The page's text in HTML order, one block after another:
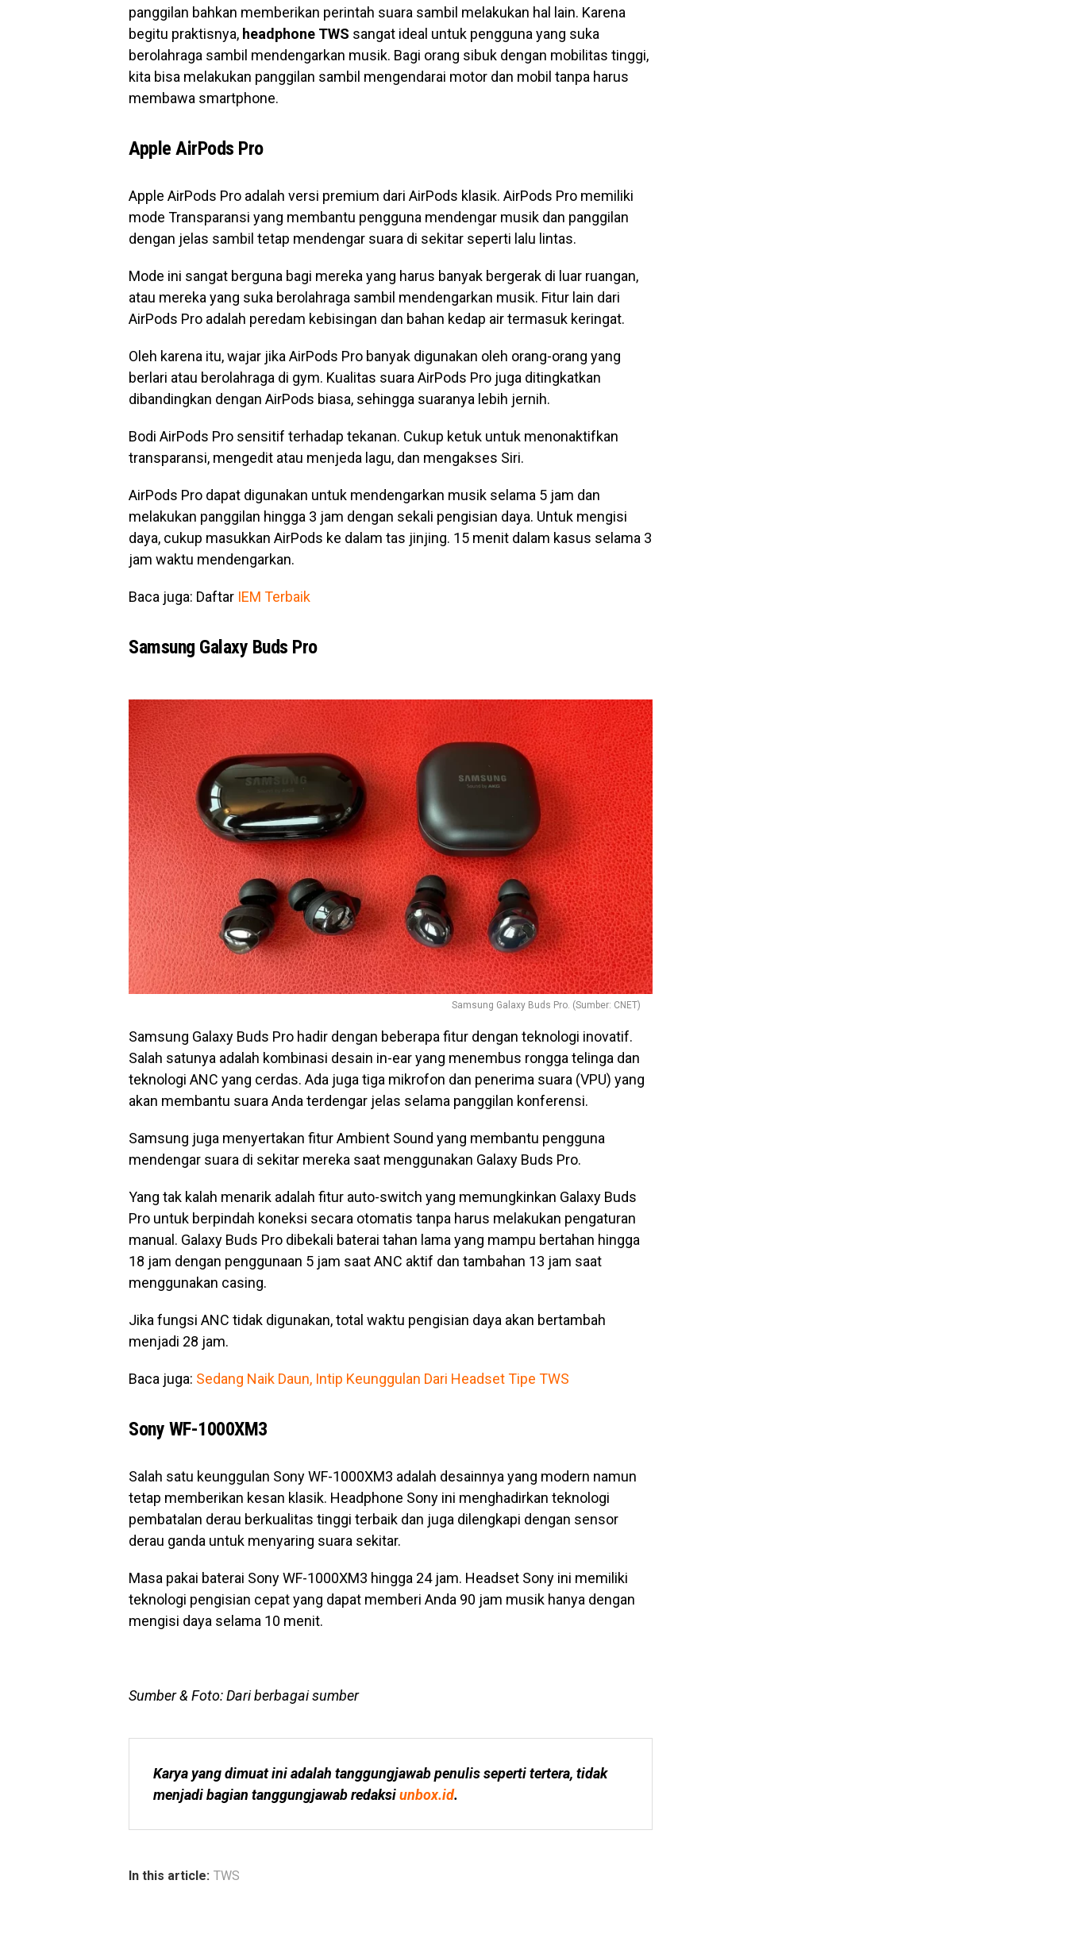
panggilan bahkan memberikan perintah suara sambil melakukan hal lain. Karena
begitu praktisnya, headphone TWS sangat ideal untuk pengguna yang suka
berolahraga sambil mendengarkan musik. Bagi orang sibuk dengan mobilitas tinggi,
kita bisa melakukan panggilan sambil mengendarai motor dan mobil tanpa harus
membawa smartphone.
Apple AirPods Pro
Apple AirPods Pro adalah versi premium dari AirPods klasik. AirPods Pro memiliki
mode Transparansi yang membantu pengguna mendengar musik dan panggilan
dengan jelas sambil tetap mendengar suara di sekitar seperti lalu lintas.
Mode ini sangat berguna bagi mereka yang harus banyak bergerak di luar ruangan,
atau mereka yang suka berolahraga sambil mendengarkan musik. Fitur lain dari
AirPods Pro adalah peredam kebisingan dan bahan kedap air termasuk keringat.
Oleh karena itu, wajar jika AirPods Pro banyak digunakan oleh orang-orang yang
berlari atau berolahraga di gym. Kualitas suara AirPods Pro juga ditingkatkan
dibandingkan dengan AirPods biasa, sehingga suaranya lebih jernih.
Bodi AirPods Pro sensitif terhadap tekanan. Cukup ketuk untuk menonaktifkan
transparansi, mengedit atau menjeda lagu, dan mengakses Siri.
AirPods Pro dapat digunakan untuk mendengarkan musik selama 5 jam dan
melakukan panggilan hingga 3 jam dengan sekali pengisian daya. Untuk mengisi
daya, cukup masukkan AirPods ke dalam tas jinjing. 15 menit dalam kasus selama 3
jam waktu mendengarkan.
Baca juga: Daftar IEM Terbaik
Samsung Galaxy Buds Pro
Samsung Galaxy Buds Pro. (Sumber: CNET)
Samsung Galaxy Buds Pro hadir dengan beberapa fitur dengan teknologi inovatif.
Salah satunya adalah kombinasi desain in-ear yang menembus rongga telinga dan
teknologi ANC yang cerdas. Ada juga tiga mikrofon dan penerima suara (VPU) yang
akan membantu suara Anda terdengar jelas selama panggilan konferensi.
Samsung juga menyertakan fitur Ambient Sound yang membantu pengguna
mendengar suara di sekitar mereka saat menggunakan Galaxy Buds Pro.
Yang tak kalah menarik adalah fitur auto-switch yang memungkinkan Galaxy Buds
Pro untuk berpindah koneksi secara otomatis tanpa harus melakukan pengaturan
manual. Galaxy Buds Pro dibekali baterai tahan lama yang mampu bertahan hingga
18 jam dengan penggunaan 5 jam saat ANC aktif dan tambahan 13 jam saat
menggunakan casing.
Jika fungsi ANC tidak digunakan, total waktu pengisian daya akan bertambah
menjadi 28 jam.
Baca juga: Sedang Naik Daun, Intip Keunggulan Dari Headset Tipe TWS
Sony WF-1000XM3
Salah satu keunggulan Sony WF-1000XM3 adalah desainnya yang modern namun
tetap memberikan kesan klasik. Headphone Sony ini menghadirkan teknologi
pembatalan derau berkualitas tinggi terbaik dan juga dilengkapi dengan sensor
derau ganda untuk menyaring suara sekitar.
Masa pakai baterai Sony WF-1000XM3 hingga 24 jam. Headset Sony ini memiliki
teknologi pengisian cepat yang dapat memberi Anda 90 jam musik hanya dengan
mengisi daya selama 10 menit.
Sumber & Foto: Dari berbagai sumber
Karya yang dimuat ini adalah tanggungjawab penulis seperti tertera, tidak
menjadi bagian tanggungjawab redaksi unbox.id.
In this article: TWS